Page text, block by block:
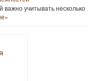
учитывать несколько